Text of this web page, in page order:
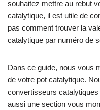
souhaitez mettre au rebut
catalytique, il est utile de
pas comment trouver la
catalytique par numéro de
Dans ce guide, nous vous
de votre pot catalytique.
convertisseurs
aussi une section vous